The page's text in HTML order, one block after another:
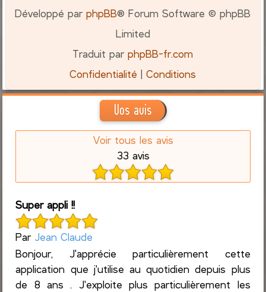
Développé parphpBB® Forum Software © phpBB
Limited
Traduit parphpBB-fr.com
Confidentialité |Conditions
Vos avis
Voir tous les avis
33 avis
Super appli !!
Par Jean Claude
Bonjour, J'apprécie particulièrement cette
application que j'utilise au quotidien depuis plus
de 8 ans . J'exploite plus particulièrement les